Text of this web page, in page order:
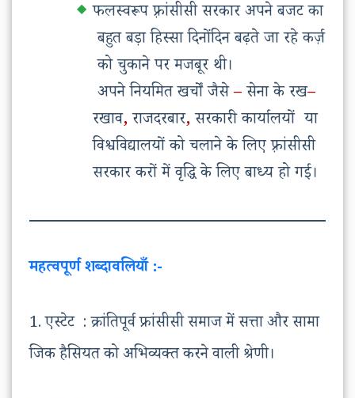
फलस्वरूपफ़्रांसीसीसरकारअपनेबजटका
बहुतबड़ाहिस्सादिनोंदिनबढ़तेजारहेकर्ज़
कोचुकानेपरमजबूर थी।
अपनेनियमितखर्चोंजैसे–सेनाकेरख–
रखाव,राजदरबार,सरकारीकार्यालयों या
विश्वविद्यालयोंकोचलानेकेलिएफ़्रांसीसी
सरकारकरोंमेंवृद्धिकेलिएबाध्यहोगई।
महत्वपूर्ण शब्दावलियाँ :-
1. एस्टेट : क्रांतिपूर्व फ्रांसीसी समाज में सत्ता और सामा
जिक हैसियत को अभिव्यक्त करने वाली श्रेणी।